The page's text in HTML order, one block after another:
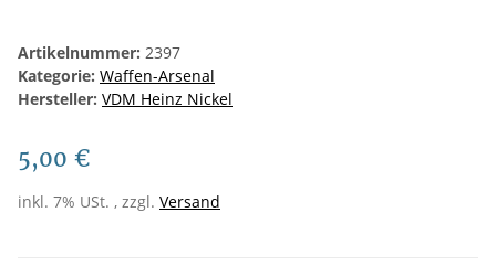
Artikelnummer: 2397
Kategorie: Waffen-Arsenal
Hersteller: VDM Heinz Nickel
5,00 €
inkl. 7% USt. , zzgl. Versand